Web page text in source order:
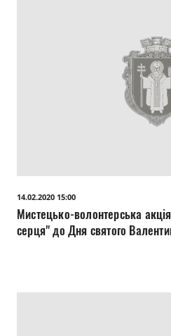
14.02.2020 15:00
Мистецько-волонтерська
серця" до Дня святого